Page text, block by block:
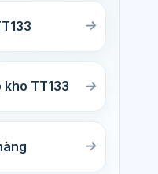
kho TT133